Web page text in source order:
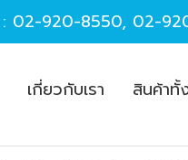
02-920-8550, 02-
เกี่ยวกับเรา สินค้า